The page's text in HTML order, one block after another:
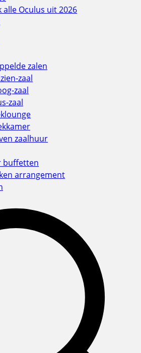
alle Oculus uit 2026
zalen
zaal
zaal
zaal
zaalhuur
buffetten
arrangement